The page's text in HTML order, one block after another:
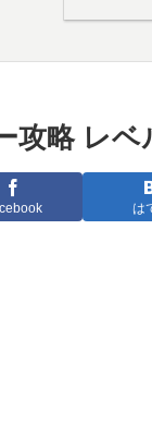
攻略 レベ
は